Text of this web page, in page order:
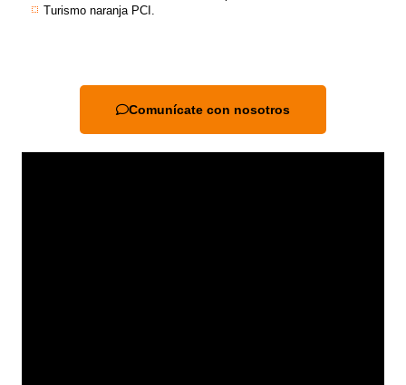
Turismo naranja PCI.
Comunícate con nosotros